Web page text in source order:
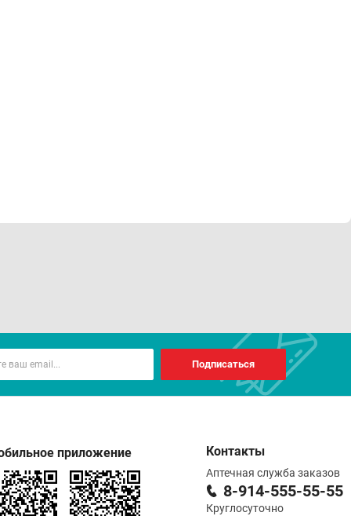
Подписаться
приложение Контакты
Аптечная служба заказов
8-914-555-55-55
Круглосуточно